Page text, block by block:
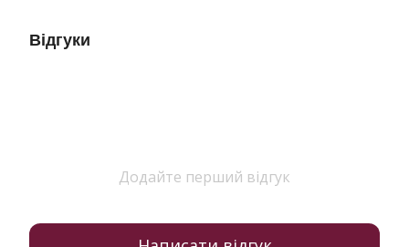
Відгуки
Додайте перший відгук